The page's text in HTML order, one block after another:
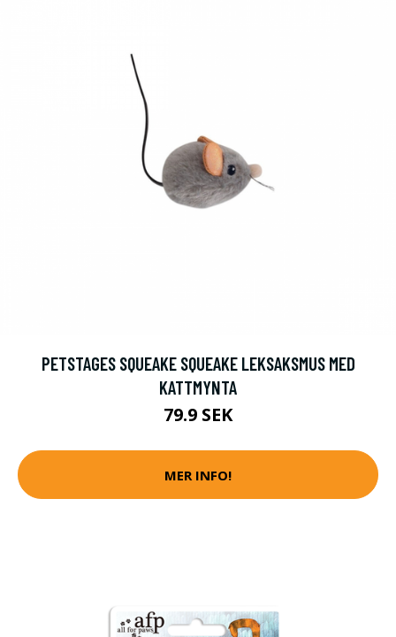
PETSTAGES SQUEAKE SQUEAKE LEKSAKSMUS MED
KATTMYNTA
79.9 SEK
MER INFO!